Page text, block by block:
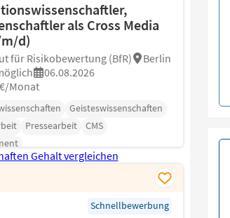
als Cross Media
d)
für Risikobewertung (BfR)
Berlin
06.08.2026
Monat
Geisteswissenschaften
Pressearbeit
CMS
Schnellbewerbung